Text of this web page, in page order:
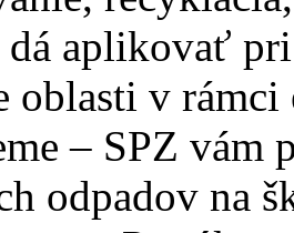
aplikovať
oblasti v
– SPZ vám
odpadov na